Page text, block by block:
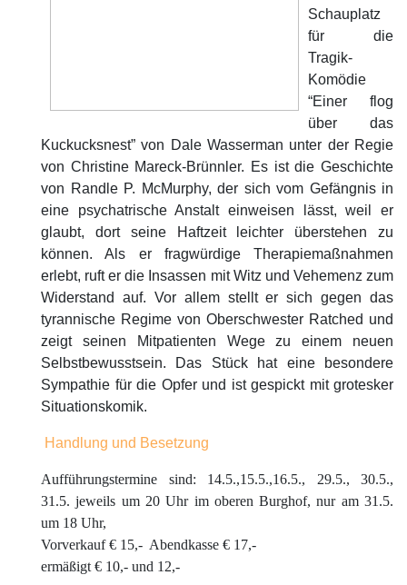
Schauplatz
für die
Tragik-
Komödie
“Einer flog
über das
Kuckucksnest” von Dale Wasserman unter der Regie
von Christine Mareck-Brünnler. Es ist die Geschichte
von Randle P. McMurphy, der sich vom Gefängnis in
eine psychatrische Anstalt einweisen lässt, weil er
glaubt, dort seine Haftzeit leichter überstehen zu
können. Als er fragwürdige Therapiemaßnahmen
erlebt, ruft er die Insassen mit Witz und Vehemenz zum
Widerstand auf. Vor allem stellt er sich gegen das
tyrannische Regime von Oberschwester Ratched und
zeigt seinen Mitpatienten Wege zu einem neuen
Selbstbewusstsein. Das Stück hat eine besondere
Sympathie für die Opfer und ist gespickt mit grotesker
Situationskomik.
Handlung und Besetzung
Aufführungstermine sind: 14.5.,15.5.,16.5., 29.5., 30.5.,
31.5. jeweils um 20 Uhr im oberen Burghof, nur am 31.5.
um 18 Uhr,
Vorverkauf € 15,- Abendkasse € 17,-
ermäßigt € 10,- und 12,-